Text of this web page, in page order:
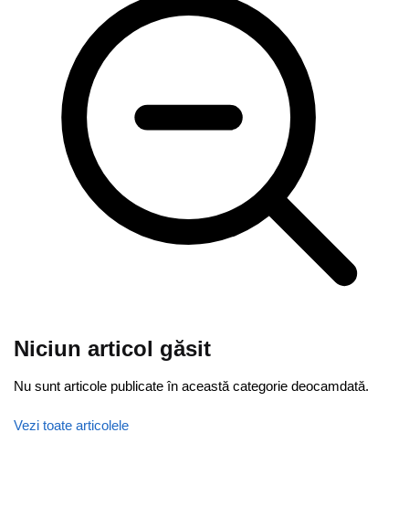
Niciun articol găsit
Nu sunt articole publicate în această categorie deocamdată.
Vezi toate articolele